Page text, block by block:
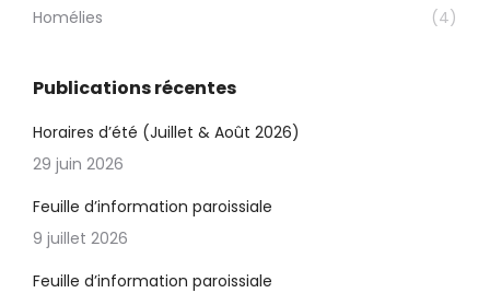
Homélies
(4)
Publications récentes
Horaires d’été (Juillet & Août 2026)
29 juin 2026
Feuille d’information paroissiale
9 juillet 2026
Feuille d’information paroissiale